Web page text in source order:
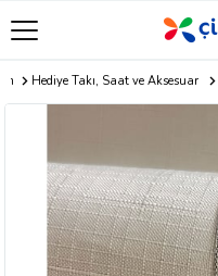
Hediye Takı, Saat ve Aksesuar